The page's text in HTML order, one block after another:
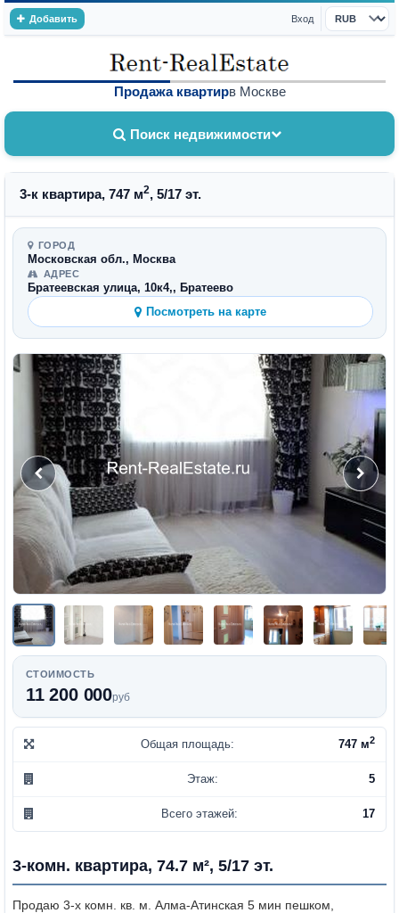
Добавить Вход
Валюта
Продажа квартирв Москве
Поиск недвижимости
3-к квартира, 747 м2, 5/17 эт.
ГОРОД
Московская обл., Москва
АДРЕС
Братеевская улица, 10к4,, Братеево
Посмотреть на карте
СТОИМОСТЬ
11 200 000руб
Общая площадь: 747 м2
Этаж: 5
Всего этажей: 17
3-комн. квартира, 74.7 м², 5/17 эт.
Продаю 3-х комн. кв. м. Алма-Атинская 5 мин пешком,